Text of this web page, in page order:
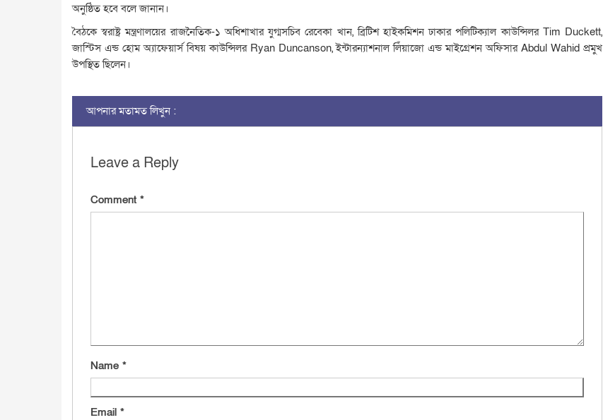
অনুষ্ঠিত হবে বলে জানান।
বৈঠকে স্বরাষ্ট্র মন্ত্রণালয়ের রাজনৈতিক-১ অধিশাখার যুগ্মসচিব রেবেকা খান, ব্রিটিশ হাইকমিশন ঢাকার পলিটিক্যাল কাউন্সিলর Tim Duckett,
জাস্টিস এন্ড হোম অ্যাফেয়ার্স বিষয় কাউন্সিলর Ryan Duncanson, ইন্টারন্যাশনাল লিঁয়াজো এন্ড মাইগ্রেশন অফিসার Abdul Wahid প্রমুখ
উপস্থিত ছিলেন।
আপনার মতামত লিখুন :
Leave a Reply
Comment *
Name *
Email *